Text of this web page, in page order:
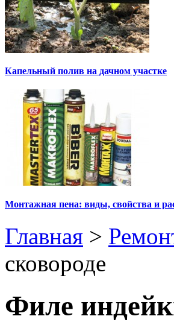
Капельный полив на дачном участке
Монтажная пена: виды, свойства и
Главная >
сковороде
Филе